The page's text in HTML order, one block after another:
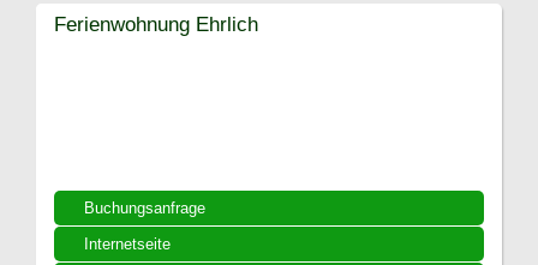
Buchungsanfrage
Internetseite
Ferienwohnung Ehrlich